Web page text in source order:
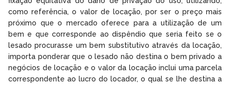
como referência, o valor de locação, por ser o preço mais
próximo que o mercado oferece para a utilização de um
bem e que corresponde ao dispêndio que seria feito se o
lesado procurasse um bem substitutivo através da locação,
importa ponderar que o lesado não destina o bem privado a
negócios de locação e o valor da locação inclui uma parcela
correspondente ao lucro do locador, o qual se lhe destina a